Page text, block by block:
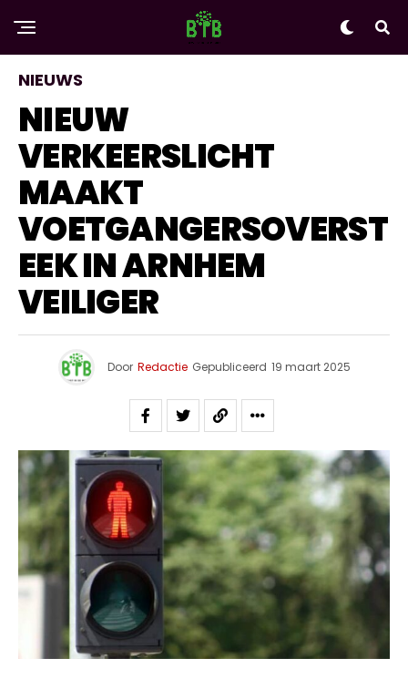
NIEUWS
NIEUW
VERKEERSLICHT
MAAKT
VOETGANGERSOVERST
EEK IN ARNHEM
VEILIGER
Door Redactie Gepubliceerd 19 maart 2025